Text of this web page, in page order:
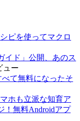
ピを使ってマクロ
イド」公開、あのス
ュー
て無料になったそ
ホも立派な知育ア
！無料Androidアプ